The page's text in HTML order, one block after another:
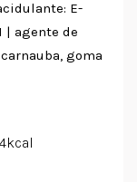
E-
| agente de
goma